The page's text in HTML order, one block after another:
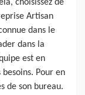
choisissez de
Artisan
dans le
dans la
est en
Pour en
de son bureau.